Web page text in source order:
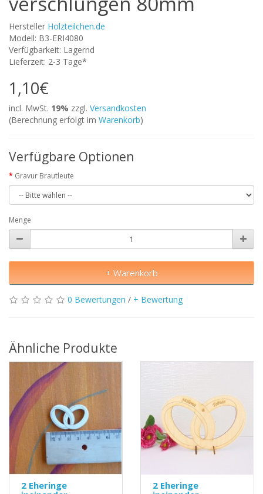
Hersteller Holzteilchen.de
Modell: B3-ERI4080
Verfügbarkeit: Lagernd
Lieferzeit: 2-3 Tage*
1,10€
incl. MwSt. 19% zzgl. Versandkosten
(Berechnung erfolgt im Warenkorb)
Verfügbare Optionen
Gravur Brautleute
Menge
+ Warenkorb
0 Bewertungen / + Bewertung
Ähnliche Produkte
2 Eheringe
2 Eheringe